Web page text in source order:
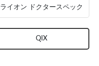
ライオン ドクタースペック
QIX